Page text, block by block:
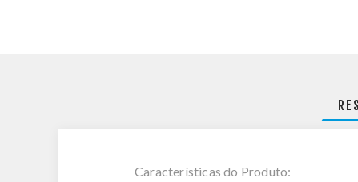
Características do Produto: